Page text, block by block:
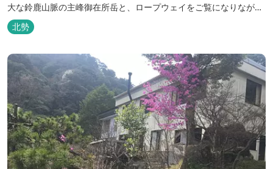
大な鈴鹿山脈の主峰御在所岳と、ロープウェイをご覧になりながら
お入りいただく露天風呂は気持ちがいいです。 また、庭園にある昭
和初期の離れの客間を改装した貸切風呂（６タイプ）はレトロクラ
屋食の為、お子様連れやカッ...
北勢